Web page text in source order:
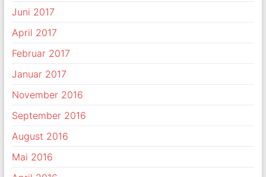
Juni 2017
April 2017
Februar 2017
Januar 2017
November 2016
September 2016
August 2016
Mai 2016